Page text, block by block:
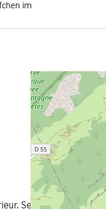
im
Secteur calme L